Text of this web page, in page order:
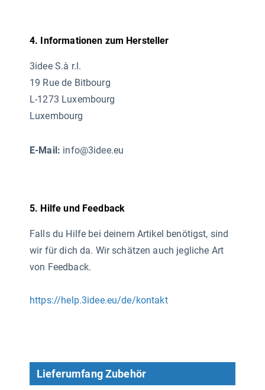
4. Informationen zum Hersteller
3idee S.à r.l.
19 Rue de Bitbourg
L-1273 Luxembourg
Luxembourg
E-Mail: info@3idee.eu
5. Hilfe und Feedback
Falls du Hilfe bei deinem Artikel benötigst, sind
wir für dich da. Wir schätzen auch jegliche Art
von Feedback.
https://help.3idee.eu/de/kontakt
Lieferumfang Zubehör